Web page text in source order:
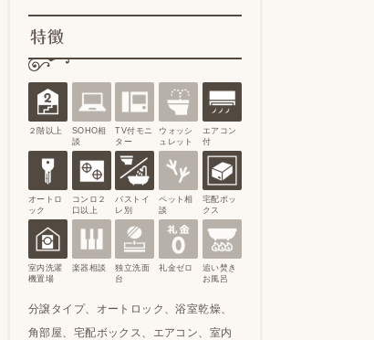
特徴
２階以上
SOHO相
談
TV付モニ
ター
ウォッシ
ュレット
エアコン
付
オートロ
ック
コンロ２
口以上
バストイ
レ別
ペット相
談
宅配ボッ
クス
室内洗濯
機置場
楽器相談
独立洗面
台
礼金ゼロ
追い焚き
お風呂
分譲タイプ、オートロック、浴室乾燥、
角部屋、宅配ボックス、エアコン、室内